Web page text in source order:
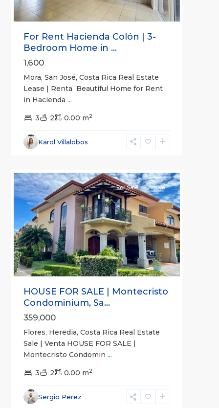
For Rent Hacienda Colón | 3-
Bedroom Home in ...
1,600
Mora, San José, Costa Rica Real Estate
Lease | Renta Beautiful Home for Rent
in Hacienda ...
3 2 0.00 m2
Karol Villalobos
Flores,
Heredia
Previous Next
For Sale Active
HOUSE FOR SALE | Montecristo
Condominium, Sa...
359,000
Flores, Heredia, Costa Rica Real Estate
Sale | Venta HOUSE FOR SALE |
Montecristo Condomin ...
3 2 0.00 m2
Sergio Perez
San